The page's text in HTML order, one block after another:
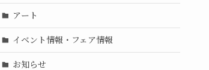
アート
イベント情報・フェア情報
お知らせ